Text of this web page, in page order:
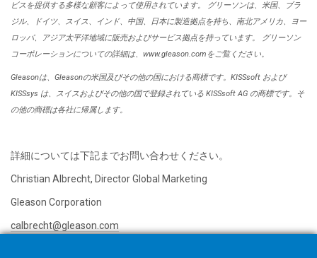
ビスを提供する多様な顧客によって使用されています。 グリーソンは、米国、ブラ
ジル、ドイツ、スイス、インド、中国、日本に製造拠点を持ち、南北アメリカ、ヨー
ロッパ、アジア太平洋地域に販売およびサービス拠点を持っています。 グリーソン
コーポレーションについての詳細は、www.gleason.comをご覧ください。
Gleasonは、Gleasonの米国及びその他の国における商標です。KISSsoft および
KISSsys は、スイスおよびその他の国で登録されている KISSsoft AG の商標です。そ
の他の商標は各社に帰属します。
詳細については下記までお問い合わせください。
Christian Albrecht, Director Global Marketing
Gleason Corporation
calbrecht@gleason.com